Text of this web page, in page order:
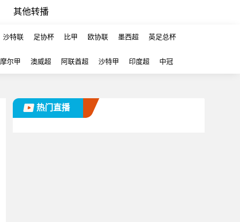
其他转播
沙特联 足协杯 比甲 欧协联 墨西超 英足总杯
摩尔甲 澳威超 阿联酋超 沙特甲 印度超 中冠
热门直播